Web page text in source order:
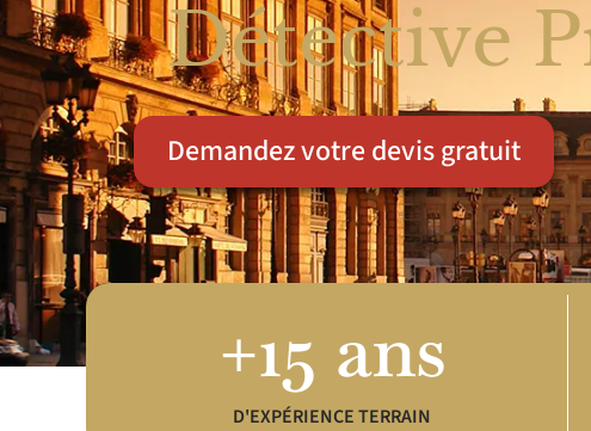
Détective
Demandez votre devis gratuit
+15 ans
D'EXPÉRIENCE TERRAIN